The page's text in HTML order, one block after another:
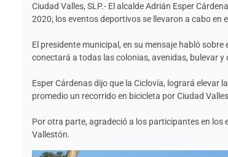
Ciudad Valles, SLP.- El alcalde Adrián Esper
2020; los eventos deportivos se llevaron a cabo en
El presidente municipal, en su mensaje habló
conectará a todas las colonias, avenidas, bulevar y
Esper Cárdenas dijo que la Ciclovía, logrará elevar
promedio un recorrido en bicicleta por Ciudad
Por otra parte, agradeció a los participantes en los
Vallestón.